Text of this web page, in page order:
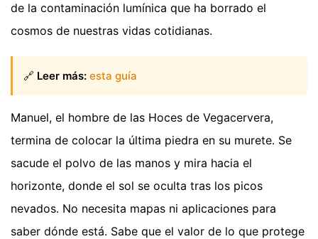
de la contaminación lumínica que ha borrado el
cosmos de nuestras vidas cotidianas.
🔗 Leer más: esta guía
Manuel, el hombre de las Hoces de Vegacervera,
termina de colocar la última piedra en su murete. Se
sacude el polvo de las manos y mira hacia el
horizonte, donde el sol se oculta tras los picos
nevados. No necesita mapas ni aplicaciones para
saber dónde está. Sabe que el valor de lo que protege